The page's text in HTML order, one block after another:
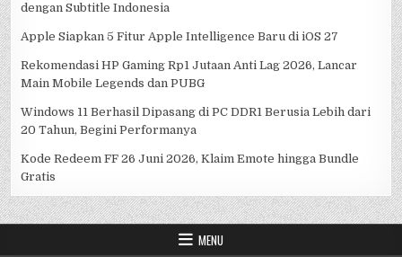
dengan Subtitle Indonesia
Apple Siapkan 5 Fitur Apple Intelligence Baru di iOS 27
Rekomendasi HP Gaming Rp1 Jutaan Anti Lag 2026, Lancar
Main Mobile Legends dan PUBG
Windows 11 Berhasil Dipasang di PC DDR1 Berusia Lebih dari
20 Tahun, Begini Performanya
Kode Redeem FF 26 Juni 2026, Klaim Emote hingga Bundle
Gratis
MENU